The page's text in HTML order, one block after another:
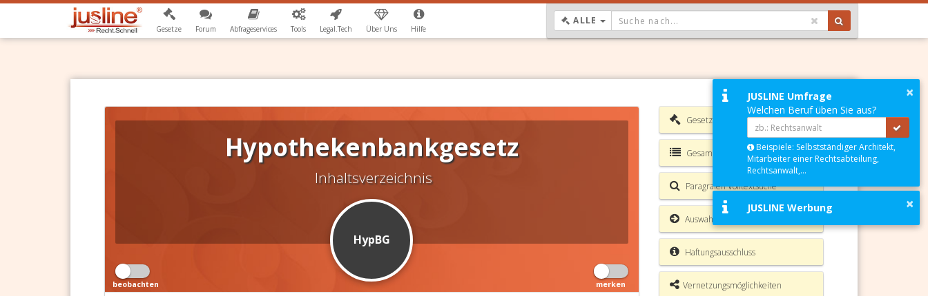
Gesetze Forum Abfrageservices Tools Legal.Tech Über Uns Hilfe
ALLE DROPDOWN: GEWÄHLTER WERT IST ALLE
Hypothekenbankgesetz
Inhaltsverzeichnis
HypBG
beobachten merken
Gesetzesverzeichnis
Gesamte Rechtsvorschrift
Paragrafen Volltextsuche
Auswahl Aktionen
Haftungsausschluss
Vernetzungsmöglichkeiten
×
JUSLINE Umfrage
Welchen Beruf üben Sie aus?
Beispiele: Selbstständiger Architekt,
Mitarbeiter einer Rechtsabteilung,
Rechtsanwalt,...
×
JUSLINE Werbung